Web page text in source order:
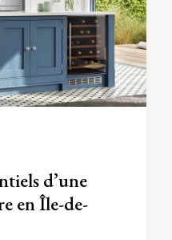
d’une
en Île-de-